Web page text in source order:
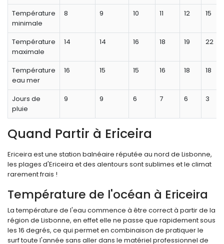
Température
minimale
8 9 10 11 12 15
Température
maximale
14 14 16 18 19 22
Température
eau mer
16 15 15 16 18 18
Jours de
pluie
9 9 6 7 6 3
Quand Partir à Ericeira
Ericeira est une station balnéaire réputée au nord de Lisbonne,
les plages d'Ericeira et des alentours sont sublimes et le climat
rarement frais !
Température de l'océan à Ericeira
La température de l'eau commence à être correct à partir de la
région de Lisbonne, en effet elle ne passe que rapidement sous
les 16 degrés, ce qui permet en combinaison de pratiquer le
surf toute l'année sans aller dans le matériel professionnel de